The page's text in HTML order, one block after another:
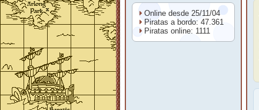
Online desde 25/11/04
Piratas a bordo: 47.361
Piratas online: 1111